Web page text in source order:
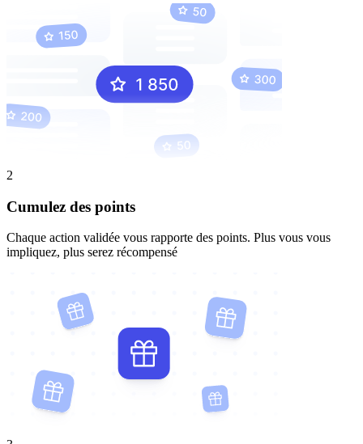
2
Cumulez des points
Chaque action validée vous rapporte des points. Plus vous vous
impliquez, plus serez récompensé